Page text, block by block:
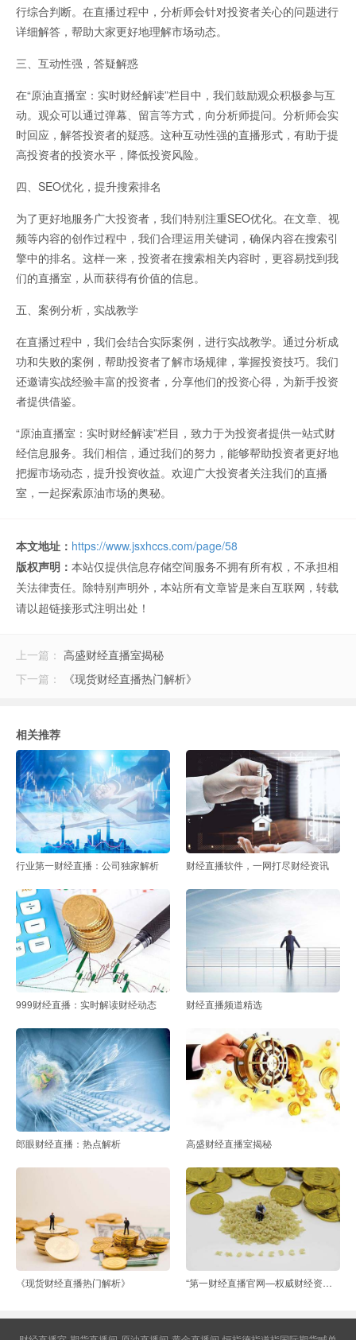
喊单直播
行综合判断。在直播过程中，分析师会针对投资者关心的问题进行
详细解答，帮助大家更好地理解市场动态。
三、互动性强，答疑解惑
在“原油直播室：实时财经解读”栏目中，我们鼓励观众积极参与互
动。观众可以通过弹幕、留言等方式，向分析师提问。分析师会实
时回应，解答投资者的疑惑。这种互动性强的直播形式，有助于提
高投资者的投资水平，降低投资风险。
四、SEO优化，提升搜索排名
为了更好地服务广大投资者，我们特别注重SEO优化。在文章、视
频等内容的创作过程中，我们合理运用关键词，确保内容在搜索引
擎中的排名。这样一来，投资者在搜索相关内容时，更容易找到我
们的直播室，从而获得有价值的信息。
五、案例分析，实战教学
在直播过程中，我们会结合实际案例，进行实战教学。通过分析成
功和失败的案例，帮助投资者了解市场规律，掌握投资技巧。我们
还邀请实战经验丰富的投资者，分享他们的投资心得，为新手投资
者提供借鉴。
“原油直播室：实时财经解读”栏目，致力于为投资者提供一站式财
经信息服务。我们相信，通过我们的努力，能够帮助投资者更好地
把握市场动态，提升投资收益。欢迎广大投资者关注我们的直播
室，一起探索原油市场的奥秘。
本文地址： https://www.jsxhccs.com/page/58
版权声明： 本站仅提供信息存储空间服务不拥有所有权，不承担相
关法律责任。除特别声明外，本站所有文章皆是来自互联网，转载
请以超链接形式注明出处！
上一篇： 高盛财经直播室揭秘
下一篇：
《现货财经直播热门解析》
相关推荐
行业第一财经直播：公司独家解析 财经直播软件，一网打尽财经资讯
999财经直播：实时解读财经动态 财经直播频道精选
郎眼财经直播：热点解析 高盛财经直播室揭秘
《现货财经直播热门解析》 “第一财经直播官网—权威财经资讯速递”